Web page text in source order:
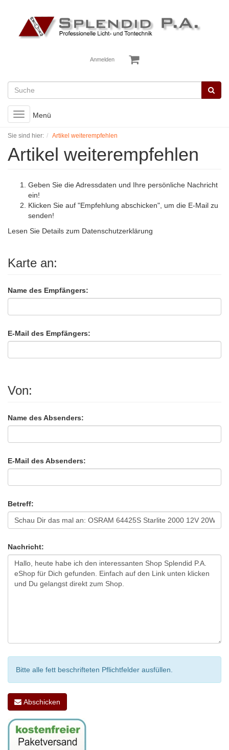
Anmelden
Toggle
navigation
Menü
Sie sind hier: Artikel weiterempfehlen
Artikel weiterempfehlen
Geben Sie die Adressdaten und Ihre persönliche Nachricht
ein!
Klicken Sie auf "Empfehlung abschicken", um die E-Mail zu
senden!
Lesen Sie Details zum Datenschutzerklärung
Karte an:
Name des Empfängers:
E-Mail des Empfängers:
Von:
Name des Absenders:
E-Mail des Absenders:
Betreff:
Nachricht:
Bitte alle fett beschrifteten Pflichtfelder ausfüllen.
Abschicken